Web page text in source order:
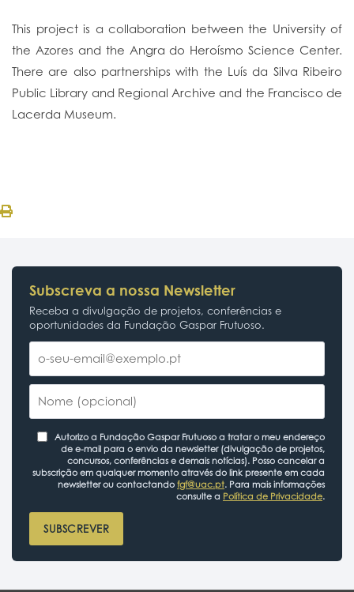
This project is a collaboration between the University of
the Azores and the Angra do Heroísmo Science Center.
There are also partnerships with the Luís da Silva Ribeiro
Public Library and Regional Archive and the Francisco de
Lacerda Museum.
Subscreva a nossa Newsletter
Receba a divulgação de projetos, conferências e
oportunidades da Fundação Gaspar Frutuoso.
Autorizo a Fundação Gaspar Frutuoso a tratar o meu endereço
de e-mail para o envio da newsletter (divulgação de projetos,
concursos, conferências e demais notícias). Posso cancelar a
subscrição em qualquer momento através do link presente em cada
newsletter ou contactando fgf@uac.pt. Para mais informações
consulte a Política de Privacidade.
SUBSCREVER